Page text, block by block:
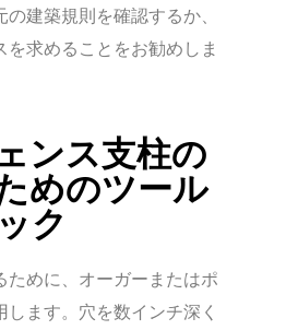
建築規則を確認するか、
を求めることをお勧めしま
ンス支柱の
めのツール
ク
ために、オーガーまたはポ
します。穴を数インチ深く